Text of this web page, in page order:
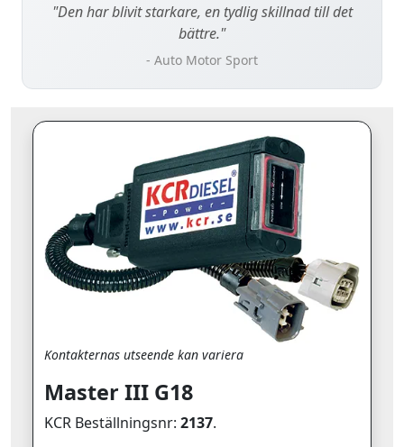
"Den har blivit starkare, en tydlig skillnad till det
bättre."
- Auto Motor Sport
Kontakternas utseende kan variera
Master III G18
KCR Beställningsnr: 2137.